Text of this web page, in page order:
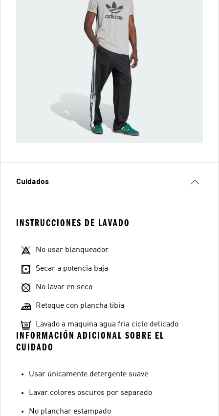
Cuidados
INSTRUCCIONES DE LAVADO
No usar blanqueador
Secar a potencia baja
No lavar en seco
Retoque con plancha tibia
Lavado a maquina agua fria ciclo delicado
INFORMACIÓN ADICIONAL SOBRE EL
CUIDADO
Usar únicamente detergente suave
Lavar colores oscuros por separado
No planchar estampado